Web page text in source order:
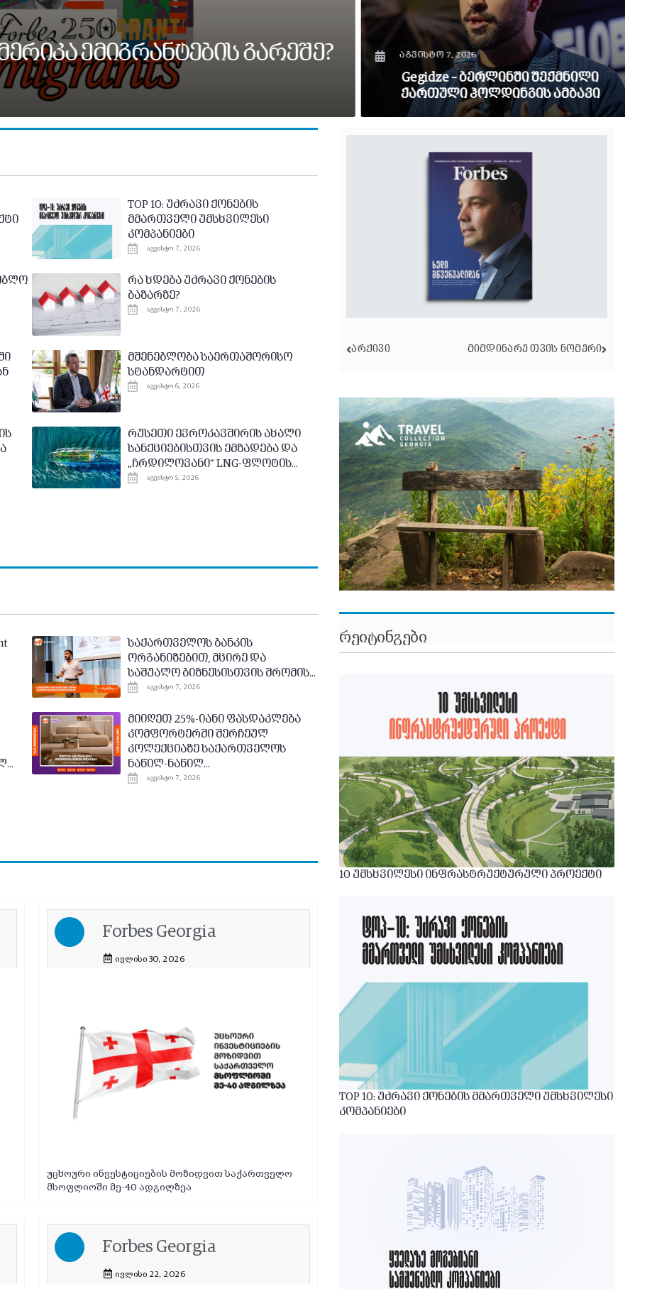
ემიგრანტების გარეშე? აგვისტო 7, 2026
Gegidze – ბერლინში შექმნილი
ქართული ჰოლდინგის ამბავი
TOP 10: უძრავი ქონების
მმართველი უმსხვილესი
კომპანიები
აგვისტო 7, 2026
რა ხდება უძრავი ქონების
ბაზარზე?
აგვისტო 7, 2026
მშენებლობა საერთაშორისო
სტანდარტით
აგვისტო 6, 2026
რუსეთი ევროკავშირის ახალი
სანქციებისთვის ემზადება და
„ჩრდილოვანი“ LNG-ფლოტის...
აგვისტო 5, 2026
საქართველოს ბანკის
ორგანიზებით, მცირე და
საშუალო ბიზნესისთვის შრომის...
აგვისტო 7, 2026
მიიღეთ 25%-იანი ფასდაკლება
კომფორტერში შერჩეულ
კოლექციაზე საქართველოს
ნაწილ-ნაწილ...
აგვისტო 7, 2026
Forbes Georgia
ივლისი 30, 2026
უცხოური ინვესტიციების მოზიდვით საქართველო
მსოფლიოში მე-40 ადგილზეა
Forbes Georgia
ივლისი 22, 2026
ᲐᲠᲥᲘᲕᲘ ᲛᲘᲛᲓᲘᲜᲐᲠᲔ ᲗᲕᲘᲡ ᲜᲝᲛᲔᲠᲘ
რეიტინგები
10 უმსხვილესი ინფრასტრუქტურული პროექტი
TOP 10: უძრავი ქონების მმართველი უმსხვილესი
კომპანიები